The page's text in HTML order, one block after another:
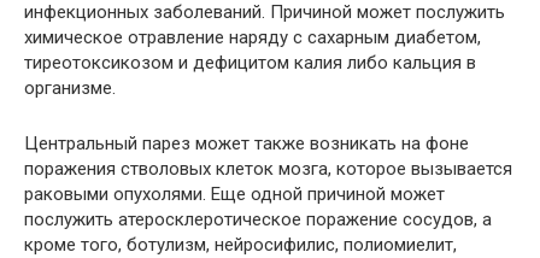
инфекционных заболеваний. Причиной может послужить
химическое отравление наряду с сахарным диабетом,
тиреотоксикозом и дефицитом калия либо кальция в
организме.
Центральный парез может также возникать на фоне
поражения стволовых клеток мозга, которое вызывается
раковыми опухолями. Еще одной причиной может
послужить атеросклеротическое поражение сосудов, а
кроме того, ботулизм, нейросифилис, полиомиелит,